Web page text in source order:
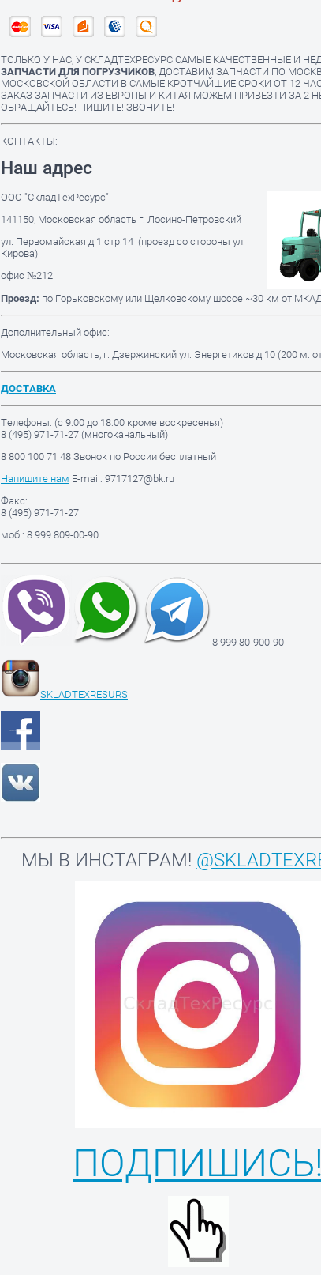
ТОЛЬКО У НАС, У СКЛАДТЕХРЕСУРС САМЫЕ КАЧЕСТВЕННЫЕ И
ЗАПЧАСТИ ДЛЯ ПОГРУЗЧИКОВ, ДОСТАВИМ ЗАПЧАСТИ ПО
МОСКОВСКОЙ ОБЛАСТИ В САМЫЕ КРОТЧАЙШИЕ СРОКИ ОТ 12
ЗАКАЗ ЗАПЧАСТИ ИЗ ЕВРОПЫ И КИТАЯ МОЖЕМ ПРИВЕЗТИ ЗА 2
ОБРАЩАЙТЕСЬ! ПИШИТЕ! ЗВОНИТЕ!
КОНТАКТЫ:
Наш адрес
ООО "СкладТехРесурс"
141150, Московская область г. Лосино-Петровский
ул. Первомайская д.1 стр.14 (проезд со стороны ул.
Кирова)
офис №212
Проезд: по Горьковскому или Щелковскому шоссе ~30 км от
Дополнительный офис:
Московская область, г. Дзержинский ул. Энергетиков д.10 (200 м.
ДОСТАВКА
Телефоны: (с 9:00 до 18:00 кроме воскресенья)
8 (495) 971-71-27 (многоканальный)
8 800 100 71 48 Звонок по России бесплатный
Напишите нам E-mail: 9717127@bk.ru
Факс:
8 (495) 971-71-27
моб.: 8 999 809-00-90
8 999 80-900-90
SKLADTEXRESURS
МЫ В ИНСТАГРАМ!